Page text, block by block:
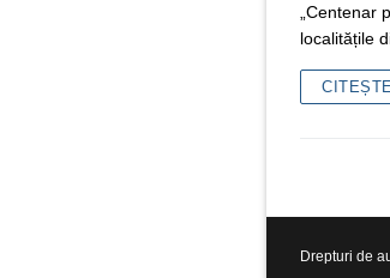
„Centenar
localitățile
Drepturi de